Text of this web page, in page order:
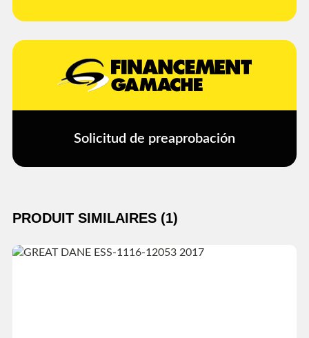
Solicitud de preaprobación
PRODUIT SIMILAIRES (1)